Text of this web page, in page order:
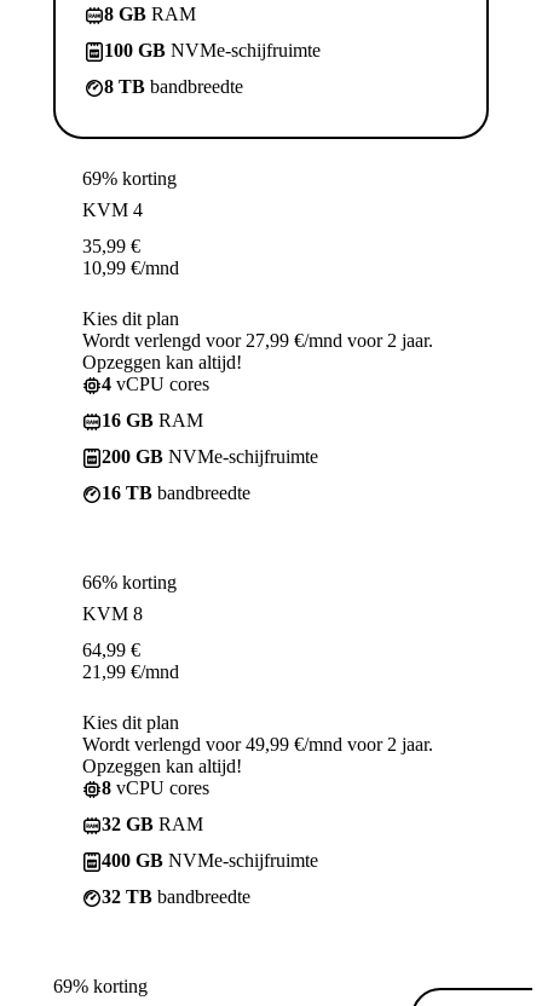
8 GB RAM
100 GB NVMe-schijfruimte
8 TB bandbreedte
69% korting
KVM 4
35,99 €
10,99 €/mnd
Kies dit plan
Wordt verlengd voor 27,99 €/mnd voor 2 jaar.
Opzeggen kan altijd!
4 vCPU cores
16 GB RAM
200 GB NVMe-schijfruimte
16 TB bandbreedte
66% korting
KVM 8
64,99 €
21,99 €/mnd
Kies dit plan
Wordt verlengd voor 49,99 €/mnd voor 2 jaar.
Opzeggen kan altijd!
8 vCPU cores
32 GB RAM
400 GB NVMe-schijfruimte
32 TB bandbreedte
69% korting